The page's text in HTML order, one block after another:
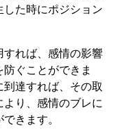
た時にポジション
すれば、感情の影響
ぐことができま
達すれば、その取
り、感情のブレに
きます。